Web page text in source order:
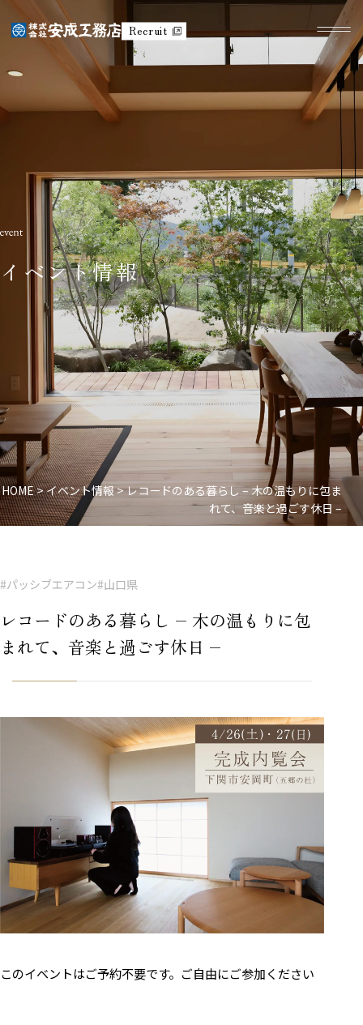
Recruit
イベント情報
HOME>イベント情報>レコードのある暮らし – 木の温もりに包ま
れて、音楽と過ごす休日 –
#パッシブエアコン#山口県
レコードのある暮らし – 木の温もりに包
まれて、音楽と過ごす休日 –
このイベントはご予約不要です。ご自由にご参加ください